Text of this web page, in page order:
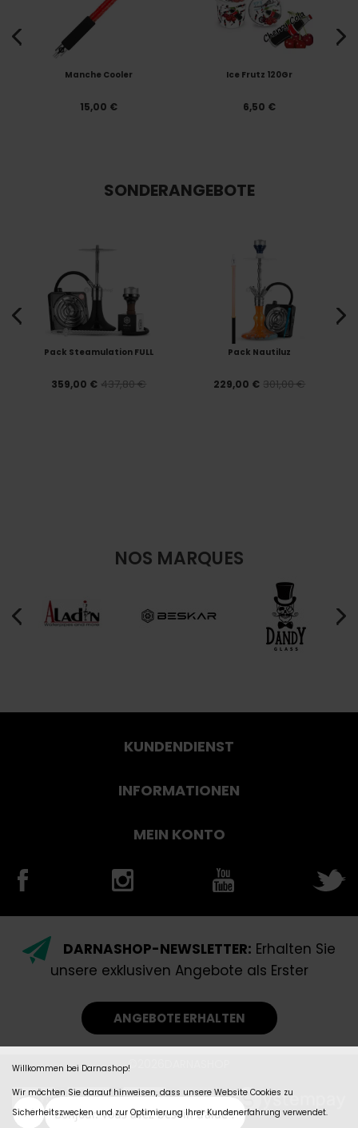
Manche Cooler
15,00 €
Ice Frutz 120Gr
6,50 €
SONDERANGEBOTE
Pack Steamulation FULL
359,00 € 437,80 €
Pack Nautiluz
229,00 € 301,00 €
NOS MARQUES
Willkommen bei Darnashop!
Wir möchten Sie darauf hinweisen, dass unsere Website Cookies zu
Sicherheitszwecken und zur Optimierung Ihrer Kundenerfahrung verwendet.
KUNDENDIENST
INFORMATIONEN
MEIN KONTO
DARNASHOP-NEWSLETTER: Erhalten Sie
unsere exklusiven Angebote als Erster
ANGEBOTE ERHALTEN
©2026DARNASHOP